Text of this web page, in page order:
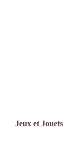
Jeux et Jouets